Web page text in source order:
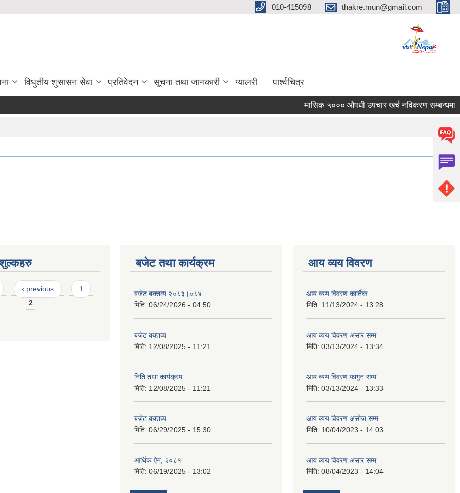
010-415098 thakre.mun@gmail.com
विधुतीय शुसासन सेवा प्रतिवेदन सूचना तथा जानकारी ग्यालरी पार्श्वचित्र
मासिक ५००० औषधी उपचार खर्च नविकरण सम्बन्धमा ।
‹ previous
1
2
बजेट तथा कार्यक्रम
बजेट बक्तव्य २०८३।०८४
मिति: 06/24/2026 - 04:50
बजेट बक्तव्य
मिति: 12/08/2025 - 11:21
निति तथा कार्यक्रम
मिति: 12/08/2025 - 11:21
बजेट बक्तव्य
मिति: 06/29/2025 - 15:30
आर्थिक ऐन, २०८१
मिति: 06/19/2025 - 13:02
आय व्यय विवरण
आय व्यय विवरण कार्तिक
मिति: 11/13/2024 - 13:28
आय व्यय विवरण असार सम्म
मिति: 03/13/2024 - 13:34
आय व्यय विवरण फागुन सम्म
मिति: 03/13/2024 - 13:33
आय व्यय विवरण असोज सम्म
मिति: 10/04/2023 - 14:03
आय व्यय विवरण असार सम्म
मिति: 08/04/2023 - 14:04